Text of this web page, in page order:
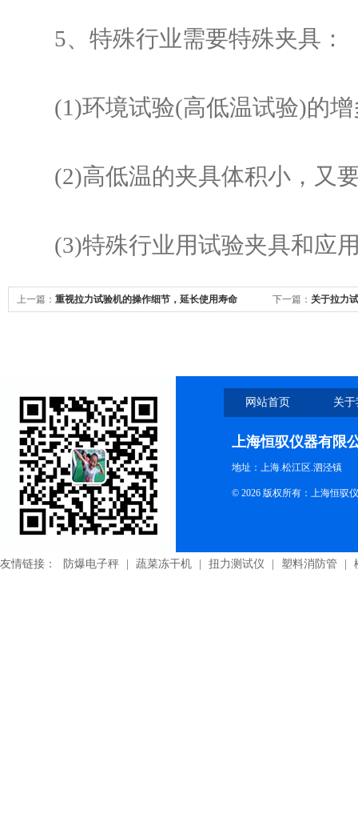
5、特殊行业需要特殊夹具：
(1)环境试验(高低温试验)的增
(2)高低温的夹具体积小，又要
(3)特殊行业用试验夹具和应
上一篇： 重视拉力试验机的操作细节，延长使用寿命 下一篇： 关于拉力
网站首页 关
上海恒驭仪器有限
地址：上海.松江区.泗泾镇
© 2026 版权所有：上海恒驭
友情链接： 防爆电子秤 蔬菜冻干机 扭力测试仪 塑料消防管